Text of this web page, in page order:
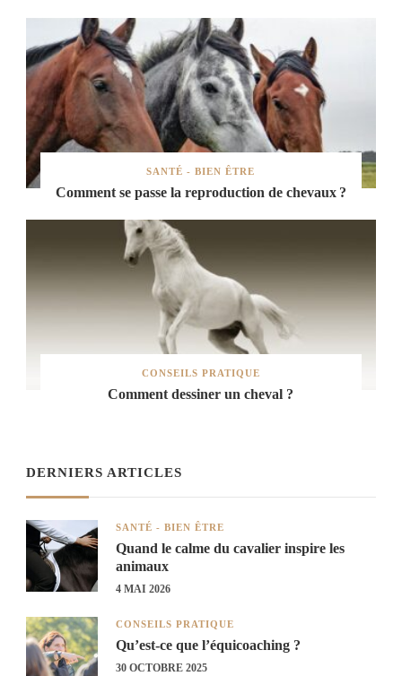
SANTÉ - BIEN ÊTRE
Comment se passe la reproduction de chevaux ?
CONSEILS PRATIQUE
Comment dessiner un cheval ?
DERNIERS ARTICLES
SANTÉ - BIEN ÊTRE
Quand le calme du cavalier inspire les
animaux
4 MAI 2026
CONSEILS PRATIQUE
Qu’est-ce que l’équicoaching ?
30 OCTOBRE 2025